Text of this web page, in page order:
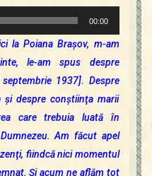
00:00
la Poiana Braşov, m-am
le-am spus despre
1937]. Despre
despre conştiinţa marii
care trebuia luată în
Am făcut apel
fiindcă nici momentul
Şi acum ne aflăm tot